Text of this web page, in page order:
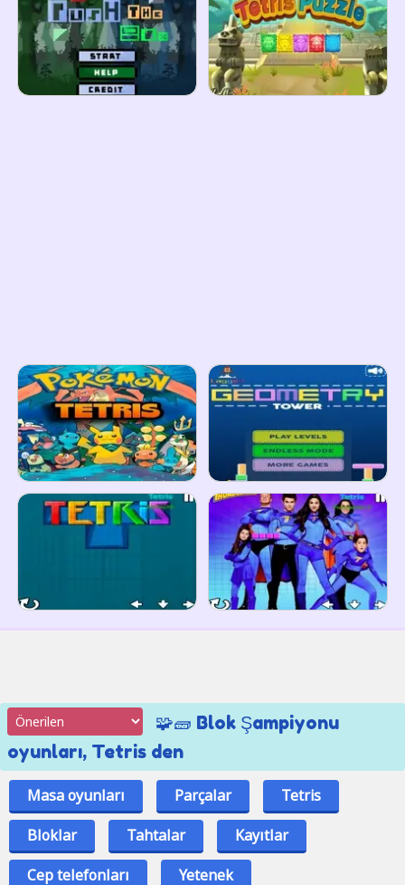
🧩🧱 Blok Şampiyonu
oyunları, Tetris den
Masa oyunları Parçalar
Tetris
Bloklar
Tahtalar
Kayıtlar
Cep telefonları
Yetenek